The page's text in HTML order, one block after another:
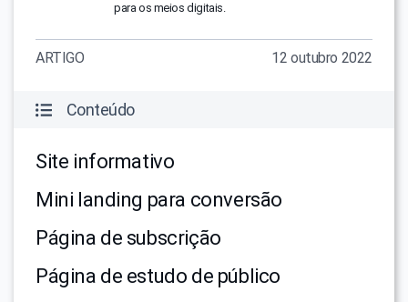
para os meios digitais.
ARTIGO 12 outubro 2022
Conteúdo
Site informativo
Mini landing para conversão
Página de subscrição
Página de estudo de público